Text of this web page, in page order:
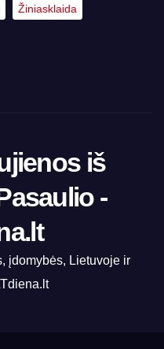
Žiniasklaida
iš
-
įdomybės, Lietuvoje ir